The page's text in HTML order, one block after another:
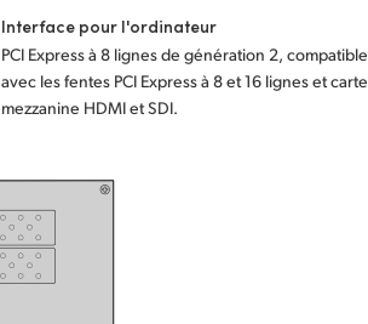
Interface pour l'ordinateur
PCI Express à 8 lignes de génération 2, compatible
avec les fentes PCI Express à 8 et 16 lignes et carte
mezzanine HDMI et SDI.